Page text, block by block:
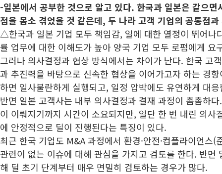
-일본에서 공부한 것으로 알고 있다. 한국과 일본은 같으
점을 몸소 겪었을 것 같은데, 두 나라 고객 기업의 공통점
△한국과 일본 기업 모두 책임감, 일에 대한 열정이 뛰어나
률 업무에 대한 이해도가 높아 양국 기업 모두 로펌에게 요
그러나 의사결정과 협상 방식에서는 차이가 난다. 한국 고
과 추진력을 바탕으로 신속한 협상을 이어가고자 하는 경
하면 일사불란하게 실행되고, 일정 압박에도 유연하게 대
반면 일본 고객사는 내부 의사결정과 결재 과정이 촘촘하
이 이뤄지기까지 시간이 소요되지만, 일단 한 번 내린 의사
에 안정적으로 딜이 진행된다는 특징이 있다.
최근 한국 기업도 M&A 과정에서 환경·안전·컴플라이언스(
관련이 없는 이슈에 대해 관심을 가지고 검토를 한다. 반면
해 딜 초기 단계부터 매우 면밀히 검토하는 경우가 많다.